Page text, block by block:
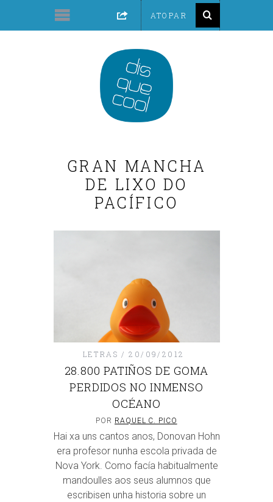
GRAN MANCHA
DE LIXO DO
PACÍFICO
LETRAS 20/09/2012
28.800 PATIÑOS DE GOMA
PERDIDOS NO INMENSO
OCÉANO
POR RAQUEL C. PICO
Hai xa uns cantos anos, Donovan Hohn
era profesor nunha escola privada de
Nova York. Como facía habitualmente
mandoulles aos seus alumnos que
escribisen unha historia sobre un